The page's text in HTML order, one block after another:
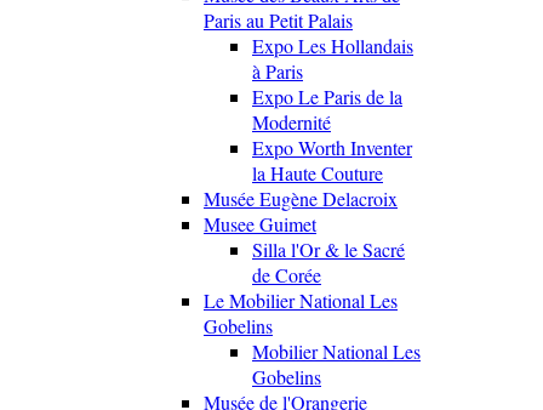
Paris au Petit Palais
Expo Les Hollandais
à Paris
Expo Le Paris de la
Modernité
Expo Worth Inventer
la Haute Couture
Musée Eugène Delacroix
Musee Guimet
Silla l'Or & le Sacré
de Corée
Le Mobilier National Les
Gobelins
Mobilier National Les
Gobelins
Musée de l'Orangerie